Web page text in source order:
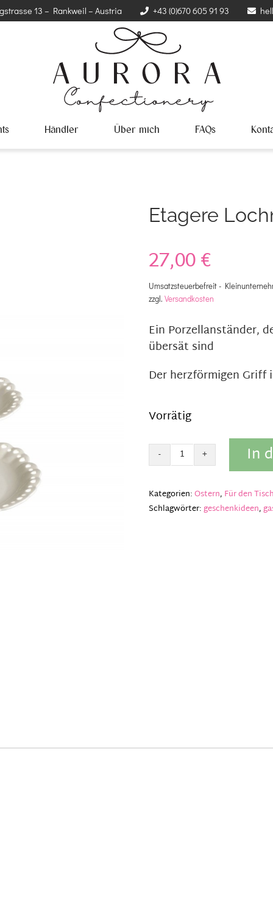
13 – Rankweil – Austria +43 (0)670 605 91 93
Händler Über mich FAQs
Etagere
27,00€
Umsatzsteuerbefreit -
zzgl. Versandkosten
Ein Porzellanständer,
übersät sind
Der herzförmigen Griff
Vorrätig
Etagere
Lochmuster
Menge
In
Kategorien:Ostern, Für den Tisch
Schlagwörter:geschenkideen,